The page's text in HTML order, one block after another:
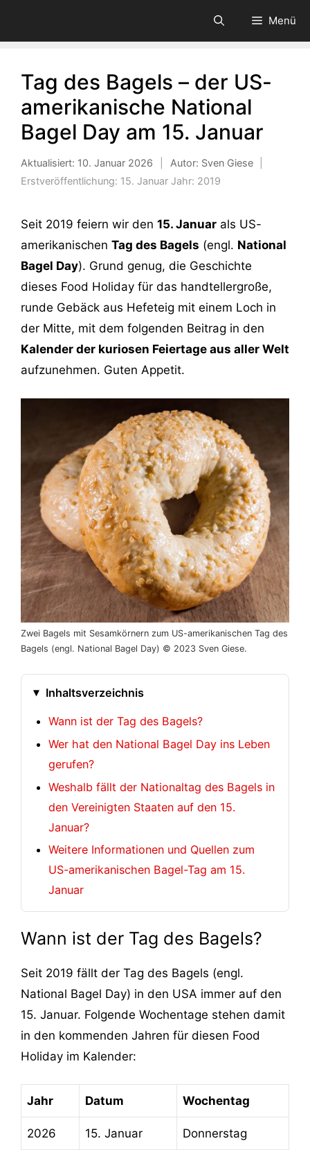
Menü
Tag des Bagels – der US-
amerikanische National
Bagel Day am 15. Januar
Aktualisiert: 10. Januar 2026 Autor: Sven Giese
Erstveröffentlichung: 15. Januar Jahr: 2019
Seit 2019 feiern wir den 15. Januar als US-
amerikanischen Tag des Bagels (engl. National
Bagel Day). Grund genug, die Geschichte
dieses Food Holiday für das handtellergroße,
runde Gebäck aus Hefeteig mit einem Loch in
der Mitte, mit dem folgenden Beitrag in den
Kalender der kuriosen Feiertage aus aller Welt
aufzunehmen. Guten Appetit.
Zwei Bagels mit Sesamkörnern zum US-amerikanischen Tag des
Bagels (engl. National Bagel Day) © 2023 Sven Giese.
Inhaltsverzeichnis
Wann ist der Tag des Bagels?
Wer hat den National Bagel Day ins Leben
gerufen?
Weshalb fällt der Nationaltag des Bagels in
den Vereinigten Staaten auf den 15.
Januar?
Weitere Informationen und Quellen zum
US-amerikanischen Bagel-Tag am 15.
Januar
Wann ist der Tag des Bagels?
Seit 2019 fällt der Tag des Bagels (engl.
National Bagel Day) in den USA immer auf den
15. Januar. Folgende Wochentage stehen damit
in den kommenden Jahren für diesen Food
Holiday im Kalender:
Jahr Datum Wochentag
2026 15. Januar Donnerstag